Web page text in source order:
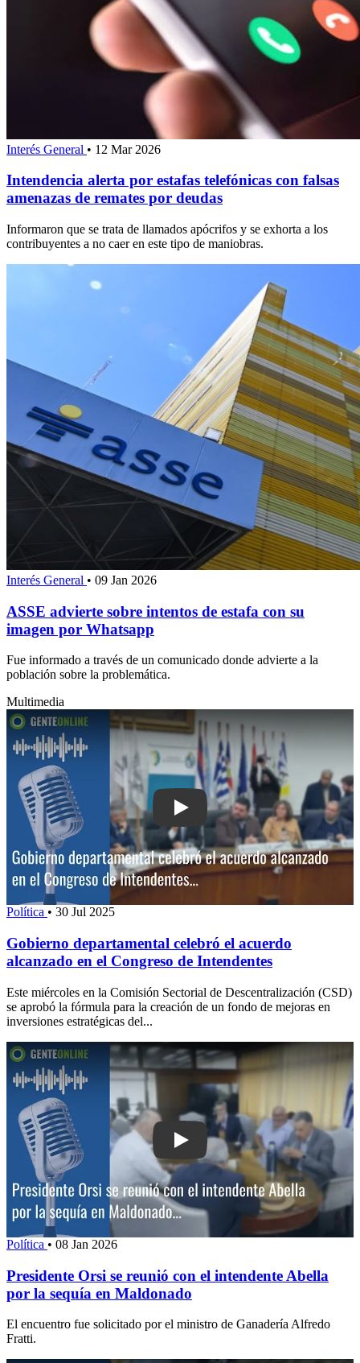
Interés General • 12 Mar 2026
Intendencia alerta por estafas telefónicas con falsas
amenazas de remates por deudas
Informaron que se trata de llamados apócrifos y se exhorta a los
contribuyentes a no caer en este tipo de maniobras.
Interés General • 09 Jan 2026
ASSE advierte sobre intentos de estafa con su
imagen por Whatsapp
Fue informado a través de un comunicado donde advierte a la
población sobre la problemática.
Multimedia
Play: Gobierno departamental
Política • 30 Jul 2025
Gobierno departamental celebró el acuerdo
alcanzado en el Congreso de Intendentes
Este miércoles en la Comisión Sectorial de Descentralización (CSD)
se aprobó la fórmula para la creación de un fondo de mejoras en
inversiones estratégicas del...
Play: Presidente Orsi se reunió con
Política • 08 Jan 2026
Presidente Orsi se reunió con el intendente Abella
por la sequía en Maldonado
El encuentro fue solicitado por el ministro de Ganadería Alfredo
Fratti.